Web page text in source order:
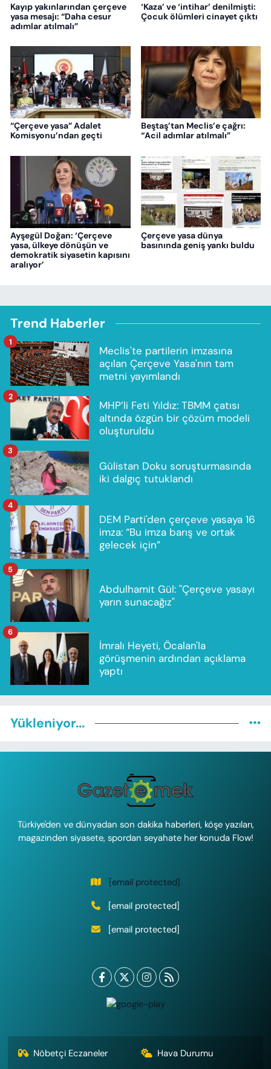
Kayıp yakınlarından çerçeve
yasa mesajı: “Daha cesur
adımlar atılmalı”
‘Kaza’ ve ‘intihar’ denilmişti:
Çocuk ölümleri cinayet çıktı
“Çerçeve yasa” Adalet
Komisyonu’ndan geçti
Beştaş’tan Meclis’e çağrı:
“Acil adımlar atılmalı”
Ayşegül Doğan: ‘Çerçeve
yasa, ülkeye dönüşün ve
demokratik siyasetin kapısını
aralıyor’
Çerçeve yasa dünya
basınında geniş yankı buldu
Trend Haberler
Meclis'te partilerin imzasına
açılan Çerçeve Yasa'nın tam
metni yayımlandı
1
MHP’li Feti Yıldız: TBMM çatısı
altında özgün bir çözüm modeli
oluşturuldu
2
Gülistan Doku soruşturmasında
iki dalgıç tutuklandı
3
DEM Parti'den çerçeve yasaya 16
imza: “Bu imza barış ve ortak
gelecek için”
4
Abdulhamit Gül: "Çerçeve yasayı
yarın sunacağız"
5
İmralı Heyeti, Öcalan'la
görüşmenin ardından açıklama
yaptı
6
Yükleniyor...
Türkiye'den ve dünyadan son dakika haberleri, köşe yazıları,
magazinden siyasete, spordan seyahate her konuda Flow!
[email protected]
[email protected]
[email protected]
Nöbetçi Eczaneler Hava Durumu